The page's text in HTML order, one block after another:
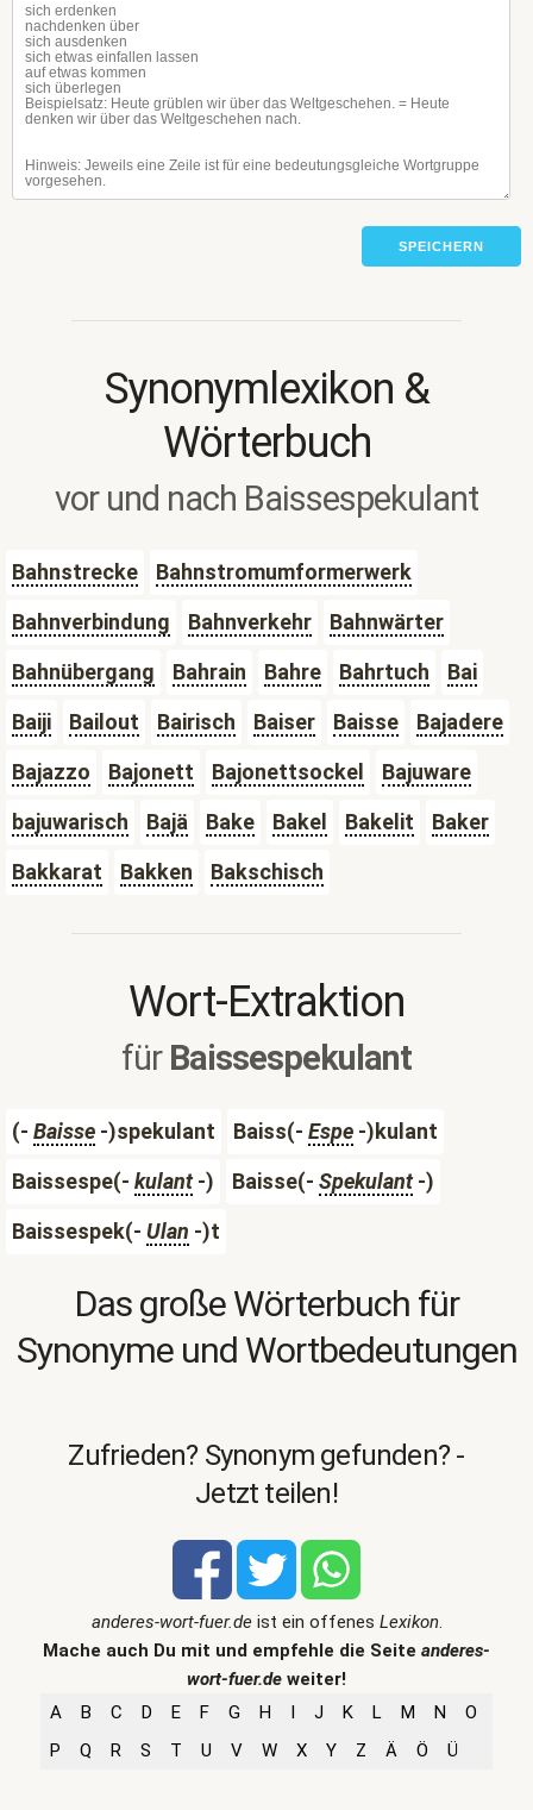
SPEICHERN
Synonymlexikon &
Wörterbuch
vor und nach Baissespekulant
Bahnstrecke
Bahnstromumformerwerk
Bahnverbindung
Bahnverkehr
Bahnwärter
Bahnübergang
Bahrain Bahre Bahrtuch
Bai
Baiji
Bailout Bairisch Baiser Baisse
Bajadere
Bajazzo
Bajonett Bajonettsockel
Bajuware
bajuwarisch
Bajä Bake Bakel Bakelit
Baker
Bakkarat
Bakken Bakschisch
Wort-Extraktion
für Baissespekulant
(- Baisse -)spekulant Baiss(- Espe -)kulant
Baissespe(- kulant-) Baisse(- Spekulant-)
Baissespek(- Ulan -)t
Das große Wörterbuch für
Synonyme und Wortbedeutungen
Zufrieden? Synonym gefunden? -
Jetzt teilen!
anderes-wort-fuer.deist ein offenes Lexikon.
Mache auch Du mit und empfehle die Seite anderes-
wort-fuer.de weiter!
A
B C D E F G H I J K L M N
O
P
Q R S T U V W X Y Z Ä Ö Ü